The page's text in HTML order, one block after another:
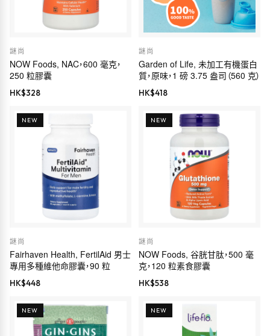
謎尚
NOW Foods, NAC，600 毫克，
250 粒膠囊
HK$328
謎尚
Garden of Life, 未加工有機蛋白
質，原味，1 磅 3.75 盎司（560 克）
HK$418
NEW
謎尚
Fairhaven Health, FertilAid 男士
專用多種維他命膠囊，90 粒
HK$448
NEW
謎尚
NOW Foods, 谷胱甘肽，500 毫
克，120 粒素食膠囊
HK$538
NEW NEW